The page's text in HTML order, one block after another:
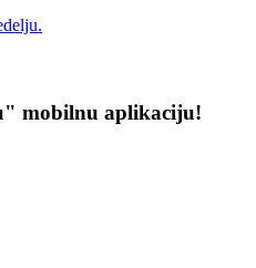
mobilnu aplikaciju!